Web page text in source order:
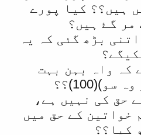
ہیں؟؟ کیا پورے
مر گۓ ہیں؟
بڑھ گئی کہ یہ
کہ واہ بہن بہت
حق کی نہیں ہے،
خواتین کے حق میں
کیا؟؟